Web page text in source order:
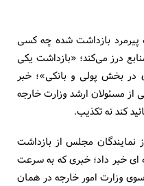
بازداشت شده چه کسی
درز می‌کند؛ «بازداشت یکی
در بخش پولی و بانکی»؛ خبر
از مسئولان ارشد وزارت خارجه
کند نه تکذیب.
نمایندگان مجلس از بازداشت
ای خبر داد؛ خبری که به سرعت
وزارت امور خارجه در همان